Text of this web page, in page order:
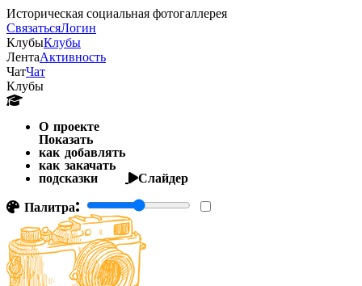
Историческая социальная фотогаллерея
СвязатьсяЛогин
КлубыКлубы
ЛентаАктивность
ЧатЧат
Клубы
О проекте
Показать
как добавлять
как закачать
подсказки
Слайдер
Палитра: